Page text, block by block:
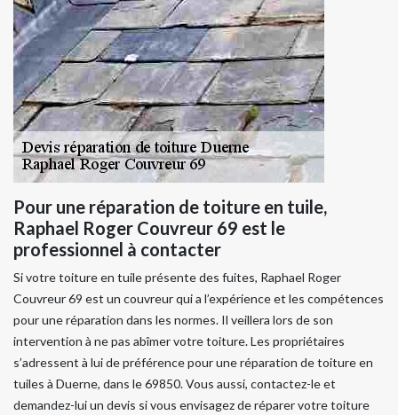
Pour une réparation de toiture en tuile,
Raphael Roger Couvreur 69 est le
professionnel à contacter
Si votre toiture en tuile présente des fuites, Raphael Roger
Couvreur 69 est un couvreur qui a l’expérience et les compétences
pour une réparation dans les normes. Il veillera lors de son
intervention à ne pas abîmer votre toiture. Les propriétaires
s’adressent à lui de préférence pour une réparation de toiture en
tuiles à Duerne, dans le 69850. Vous aussi, contactez-le et
demandez-lui un devis si vous envisagez de réparer votre toiture